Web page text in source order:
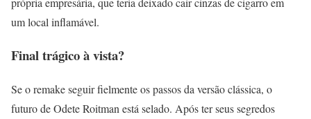
um local inflamável.
Final trágico à vista?
Se o remake seguir fielmente os passos da versão clássica, o
futuro de Odete Roitman está selado. Após ter seus segredos